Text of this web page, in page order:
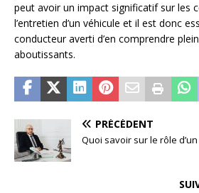
peut avoir un impact significatif sur les
l’entretien d’un véhicule et il est donc
conducteur averti d’en comprendre
aboutissants.
PRÉCÉDENT
Quoi savoir sur le rôle